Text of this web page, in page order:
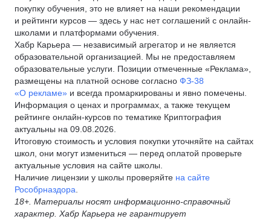
покупку обучения, это не влияет на наши рекомендации
и рейтинги курсов — здесь у нас нет соглашений с онлайн-
школами и платформами обучения.
Хабр Карьера — независимый агрегатор и не является
образовательной организацией. Мы не предоставляем
образовательные услуги. Позиции отмеченные «Реклама»,
размещены на платной основе согласно ФЗ-38
«О рекламе» и всегда промаркированы и явно помечены.
Информация о ценах и программах, а также текущем
рейтинге онлайн-курсов по тематике Криптография
актуальны на 09.08.2026.
Итоговую стоимость и условия покупки уточняйте на сайтах
школ, они могут измениться — перед оплатой проверьте
актуальные условия на сайте школы.
Наличие лицензии у школы проверяйте на сайте
Рособрназдора
18+. Материалы носят информационно-справочный
характер. Хабр Карьера не гарантирует